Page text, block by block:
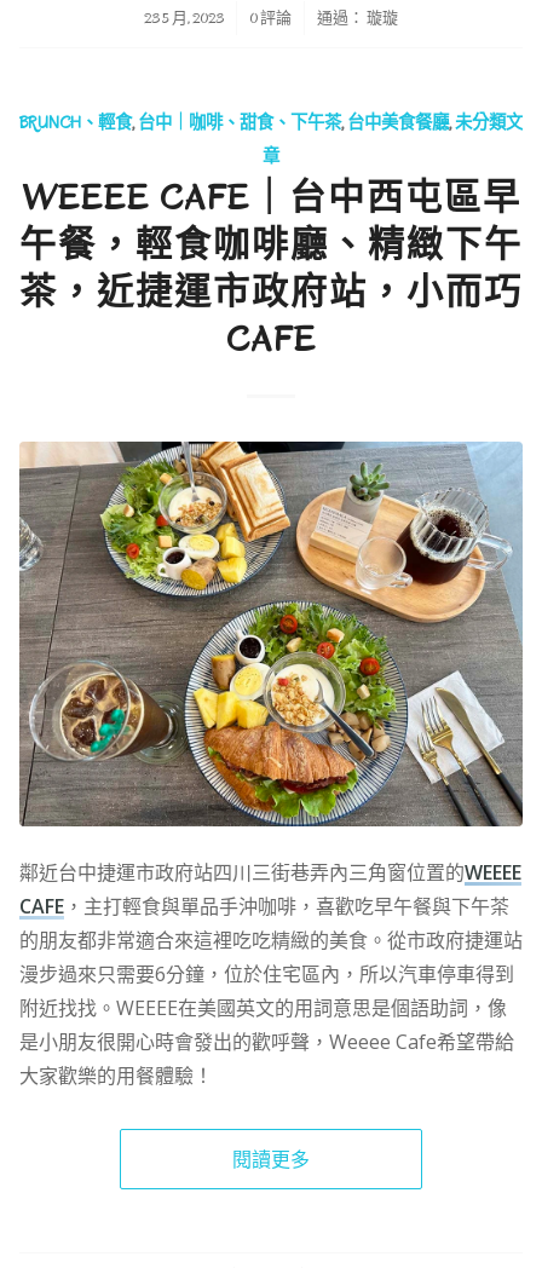
23 5 月, 2023
/ 0 評論 通過： 璇璇
BRUNCH、輕食,台中｜咖啡、甜食、下午茶,台中美食餐廳,未分類文
章
WEEEE CAFE｜台中西屯區早
午餐，輕食咖啡廳、精緻下午
茶，近捷運市政府站，小而巧
CAFE
鄰近台中捷運市政府站四川三街巷弄內三角窗位置的WEEEE
CAFE，主打輕食與單品手沖咖啡，喜歡吃早午餐與下午茶
的朋友都非常適合來這裡吃吃精緻的美食。從市政府捷運站
漫步過來只需要6分鐘，位於住宅區內，所以汽車停車得到
附近找找。WEEEE在美國英文的用詞意思是個語助詞，像
是小朋友很開心時會發出的歡呼聲，Weeee Cafe希望帶給
大家歡樂的用餐體驗！
閱讀更多